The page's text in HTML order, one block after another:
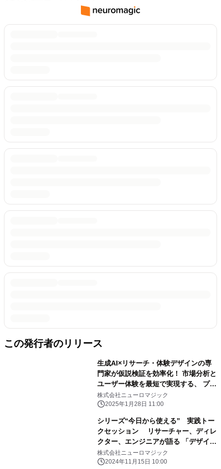
この発行者のリリース
生成AI×リサーチ・体験デザインの専
門家が仮説検証を効率化！ 市場分析と
ユーザー体験を最短で実現する、 プロ
ダクトデザインの新戦略 ～2025年2
月18日(火)オンラインで無料開催～
株式会社ニューロマジック
2025年1月28日 11:00
シリーズ“今日から使える” 実践トー
クセッション リサーチャー、ディレ
クター、エンジニアが語る 「デザイン
と生成AIと私たち」 ～2024年11月
28日(木)オンラインで無料開催～
株式会社ニューロマジック
2024年11月15日 10:00